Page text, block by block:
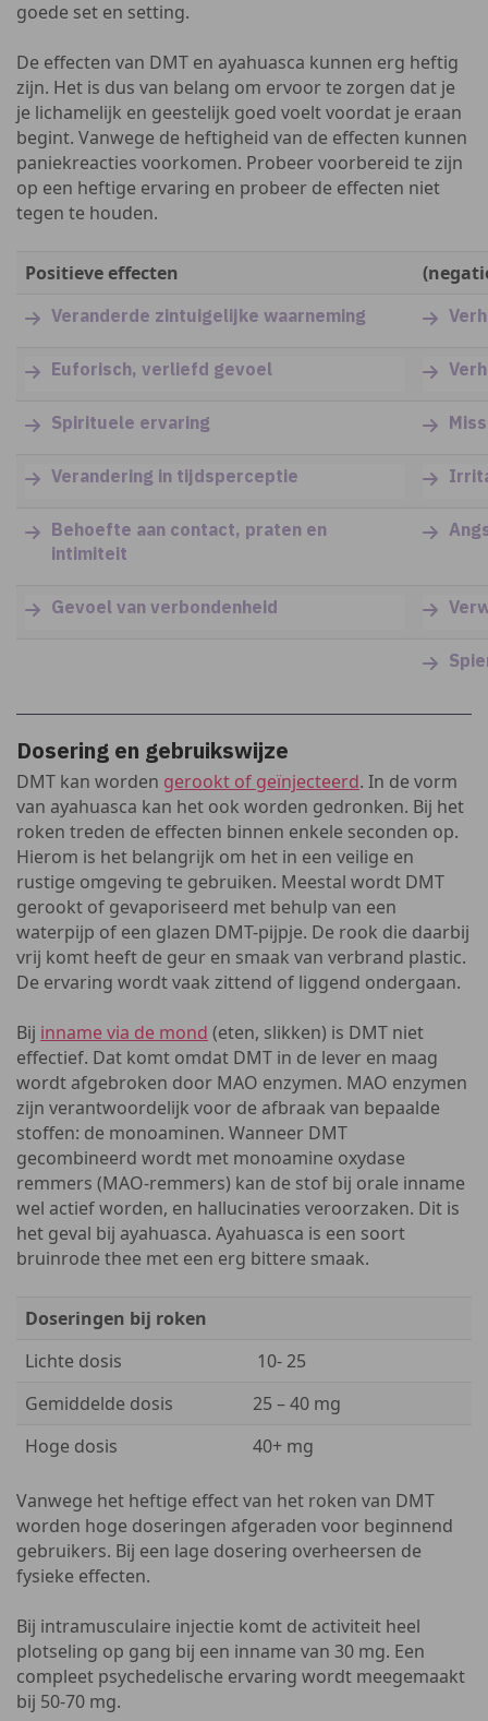
goede set en setting.
De effecten van DMT en ayahuasca kunnen erg heftig
zijn. Het is dus van belang om ervoor te zorgen dat je
je lichamelijk en geestelijk goed voelt voordat je eraan
begint. Vanwege de heftigheid van de effecten kunnen
paniekreacties voorkomen. Probeer voorbereid te zijn
op een heftige ervaring en probeer de effecten niet
tegen te houden.
Positieve effecten
Veranderde zintuigelijke waarneming
Euforisch, verliefd gevoel
Spirituele ervaring
Verandering in tijdsperceptie
Behoefte aan contact, praten en
intimiteit
Gevoel van verbondenheid
Dosering en gebruikswijze
DMT kan worden gerookt of geïnjecteerd. In de vorm
van ayahuasca kan het ook worden gedronken. Bij het
roken treden de effecten binnen enkele seconden op.
Hierom is het belangrijk om het in een veilige en
rustige omgeving te gebruiken. Meestal wordt DMT
gerookt of gevaporiseerd met behulp van een
waterpijp of een glazen DMT-pijpje. De rook die daarbij
vrij komt heeft de geur en smaak van verbrand plastic.
De ervaring wordt vaak zittend of liggend ondergaan.
Bij inname via de mond (eten, slikken) is DMT niet
effectief. Dat komt omdat DMT in de lever en maag
wordt afgebroken door MAO enzymen. MAO enzymen
zijn verantwoordelijk voor de afbraak van bepaalde
stoffen: de monoaminen. Wanneer DMT
gecombineerd wordt met monoamine oxydase
remmers (MAO-remmers) kan de stof bij orale inname
wel actief worden, en hallucinaties veroorzaken. Dit is
het geval bij ayahuasca. Ayahuasca is een soort
bruinrode thee met een erg bittere smaak.
Doseringen bij roken
Lichte dosis
10- 25
Gemiddelde dosis
25 – 40 mg
Hoge dosis
40+ mg
Vanwege het heftige effect van het roken van DMT
worden hoge doseringen afgeraden voor beginnend
gebruikers. Bij een lage dosering overheersen de
fysieke effecten.
Bij intramusculaire injectie komt de activiteit heel
plotseling op gang bij een inname van 30 mg. Een
compleet psychedelische ervaring wordt meegemaakt
bij 50-70 mg.